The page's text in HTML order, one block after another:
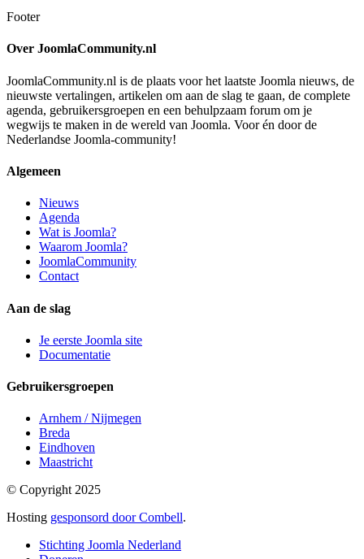
Footer
Over JoomlaCommunity.nl
JoomlaCommunity.nl is de plaats voor het laatste Joomla nieuws, de
nieuwste vertalingen, artikelen om aan de slag te gaan, de complete
agenda, gebruikersgroepen en een behulpzaam forum om je
wegwijs te maken in de wereld van Joomla. Voor én door de
Nederlandse Joomla-community!
Algemeen
Nieuws
Agenda
Wat is Joomla?
Waarom Joomla?
JoomlaCommunity
Contact
Aan de slag
Je eerste Joomla site
Documentatie
Gebruikersgroepen
Arnhem / Nijmegen
Breda
Eindhoven
Maastricht
© Copyright 2025
Hosting gesponsord door Combell.
Stichting Joomla Nederland